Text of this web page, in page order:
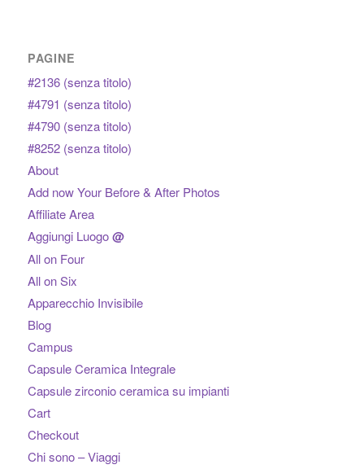
PAGINE
#2136 (senza titolo)
#4791 (senza titolo)
#4790 (senza titolo)
#8252 (senza titolo)
About
Add now Your Before & After Photos
Affiliate Area
Aggiungi Luogo@
All on Four
All on Six
Apparecchio Invisibile
Blog
Campus
Capsule Ceramica Integrale
Capsule zirconio ceramica su impianti
Cart
Checkout
Chi sono – Viaggi